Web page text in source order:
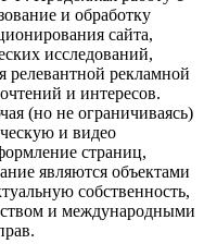
и обработку
сайта,
исследований,
релевантной рекламной
и интересов.
(но не ограничиваясь)
и видео
страниц,
являются объектами
собственность,
и международными